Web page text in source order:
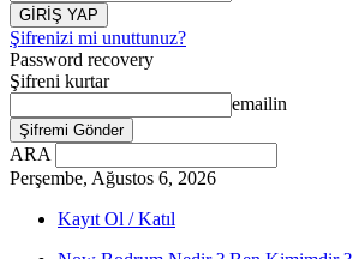
Şifrenizi mi unuttunuz?
Password recovery
Şifreni kurtar
emailin
ARA
Perşembe, Ağustos 6, 2026
Kayıt Ol / Katıl